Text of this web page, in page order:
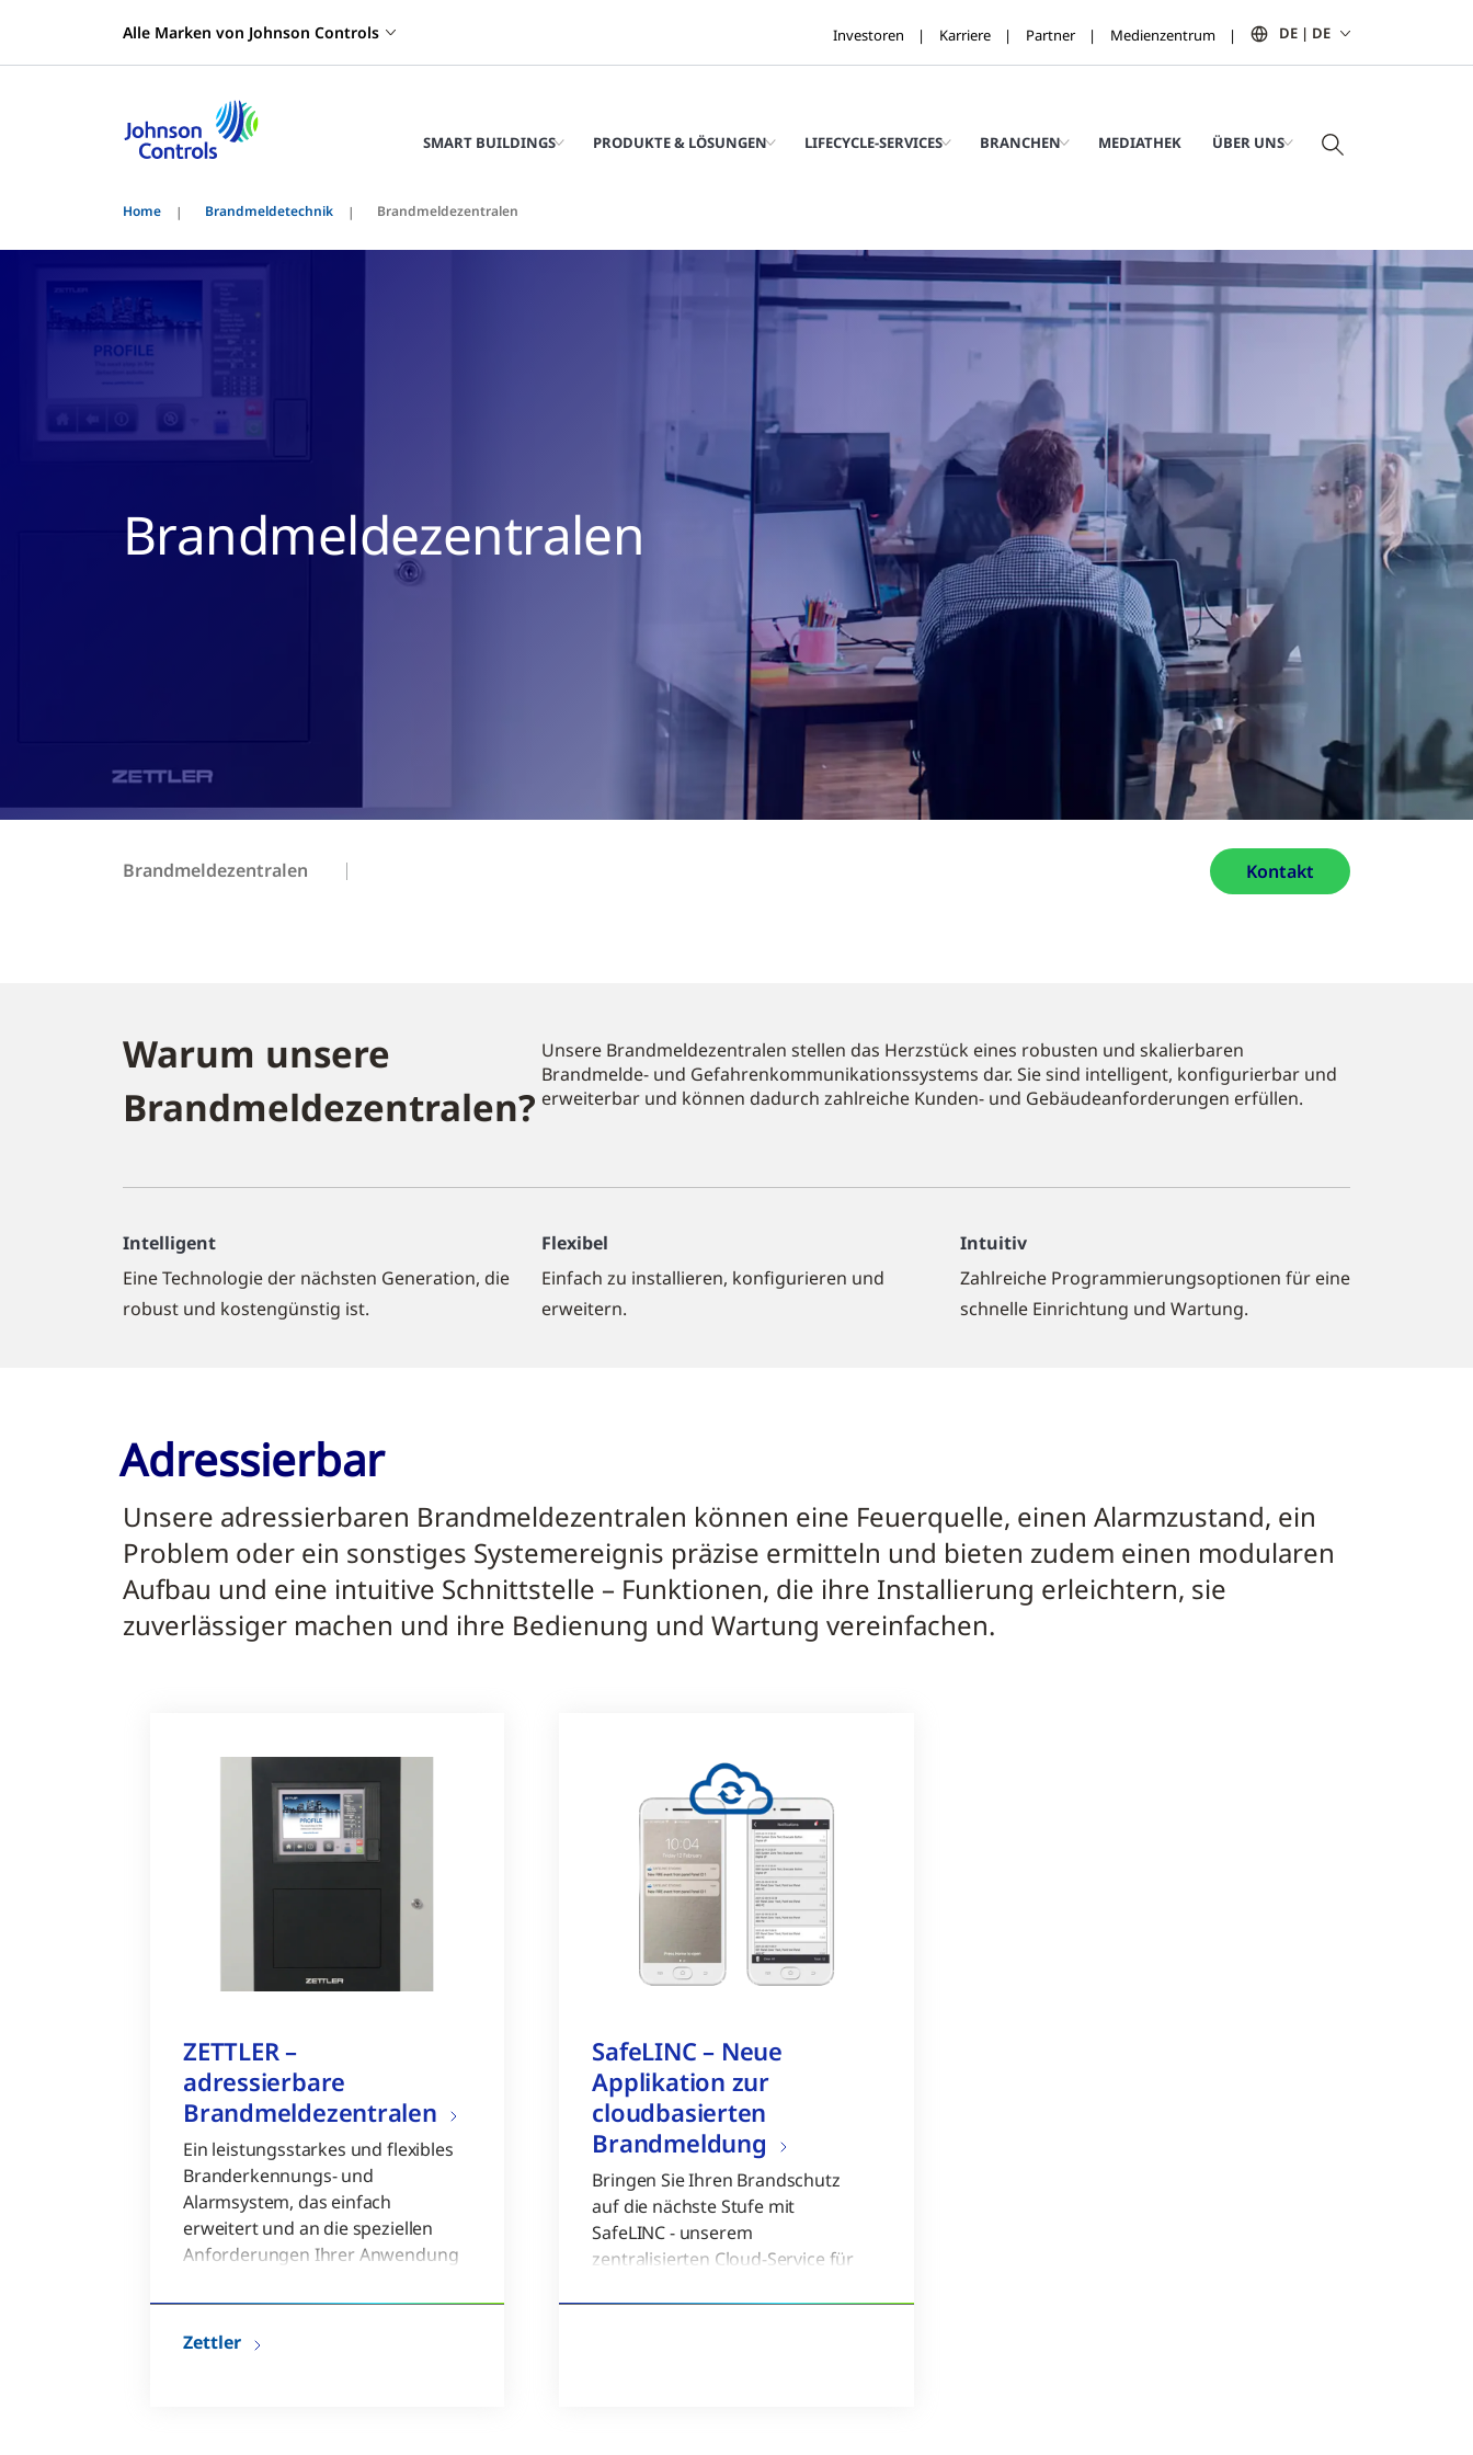
Alle Marken von Johnson Controls Investoren Karriere Partner Medienzentrum DE | DE
SMART BUILDINGS PRODUKTE & LÖSUNGEN LIFECYCLE-SERVICES BRANCHEN MEDIATHEK ÜBER UNS
Home Brandmeldetechnik Brandmeldezentralen
Brandmeldezentralen
Brandmeldezentralen Kontakt
Warum unsere
Brandmeldezentralen?
Unsere Brandmeldezentralen stellen das Herzstück eines robusten und skalierbaren
Brandmelde- und Gefahrenkommunikationssystems dar. Sie sind intelligent, konfigurierbar und
erweiterbar und können dadurch zahlreiche Kunden- und Gebäudeanforderungen erfüllen.
Intelligent
Eine Technologie der nächsten Generation, die
robust und kostengünstig ist.
Flexibel
Einfach zu installieren, konfigurieren und
erweitern.
Intuitiv
Zahlreiche Programmierungsoptionen für eine
schnelle Einrichtung und Wartung.
Adressierbar
Unsere adressierbaren Brandmeldezentralen können eine Feuerquelle, einen Alarmzustand, ein
Problem oder ein sonstiges Systemereignis präzise ermitteln und bieten zudem einen modularen
Aufbau und eine intuitive Schnittstelle – Funktionen, die ihre Installierung erleichtern, sie
zuverlässiger machen und ihre Bedienung und Wartung vereinfachen.
ZETTLER –
adressierbare
Brandmeldezentralen
Ein leistungsstarkes und flexibles
Branderkennungs- und
Alarmsystem, das einfach
erweitert und an die speziellen
Anforderungen Ihrer Anwendung
Technologie reduziert
Kosten und spart Zeit
Zettler
SafeLINC – Neue
Applikation zur
cloudbasierten
Brandmeldung
Bringen Sie Ihren Brandschutz
auf die nächste Stufe mit
SafeLINC - unserem
zentralisierten Cloud-Service für